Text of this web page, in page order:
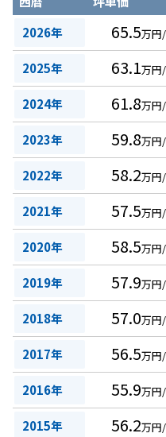
2026年
65.5万円
2025年 63.1万円
2024年 61.8万円
2023年 59.8万円
2022年 58.2万円
2021年 57.5万円
2020年 58.5万円
2019年 57.9万円
2018年 57.0万円
2017年 56.5万円
2016年 55.9万円
2015年 56.2万円